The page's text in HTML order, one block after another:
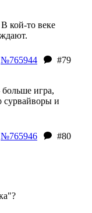
кой-то веке
№765944
#79
игра,
и
№765946
#80